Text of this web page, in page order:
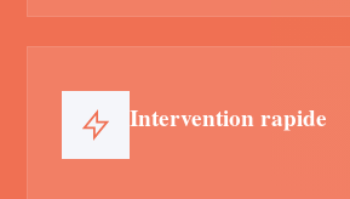
Intervention rapide